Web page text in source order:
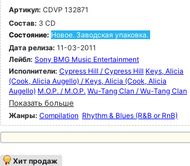
Артикул: CDVP 132871
Состав: 3 CD
Состояние: Новое. Заводская упаковка.
Дата релиза: 11-03-2011
Лейбл: Sony BMG Music Entertainment
Исполнители: Cypress Hill / Cypress Hill Keys, Alicia
(Cook, Alicia Augello) / Keys, Alicia (Cook, Alicia
Augello) M.O.P. / M.O.P. Wu-Tang Clan / Wu-Tang Clan
Показать больше
Жанры: Compilation Rhythm & Blues (R&B or RnB)
Хит продаж